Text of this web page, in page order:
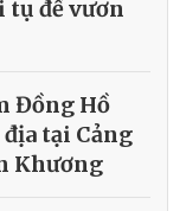
tụ để vươn
Đồng Hồ
tại Cảng
Khương